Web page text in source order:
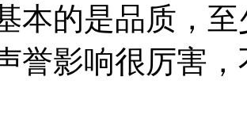
的是品质，至
誉影响很厉害